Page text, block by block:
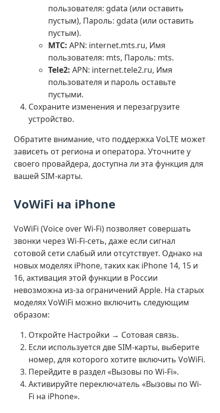
пользователя: gdata (или оставить
пустым), Пароль: gdata (или оставить
пустым).
МТС: APN: internet.mts.ru, Имя
пользователя: mts, Пароль: mts.
Tele2: APN: internet.tele2.ru, Имя
пользователя и пароль оставьте
пустыми.
Сохраните изменения и перезагрузите
устройство.
Обратите внимание, что поддержка VoLTE может
зависеть от региона и оператора. Уточните у
своего провайдера, доступна ли эта функция для
вашей SIM-карты.
VoWiFi на iPhone
VoWiFi (Voice over Wi-Fi) позволяет совершать
звонки через Wi-Fi-сеть, даже если сигнал
сотовой сети слабый или отсутствует. Однако на
новых моделях iPhone, таких как iPhone 14, 15 и
16, активация этой функции в России
невозможна из-за ограничений Apple. На старых
моделях VoWiFi можно включить следующим
образом:
Откройте Настройки → Сотовая связь.
Если используется две SIM-карты, выберите
номер, для которого хотите включить VoWiFi.
Перейдите в раздел «Вызовы по Wi-Fi».
Активируйте переключатель «Вызовы по Wi-
Fi на iPhone».